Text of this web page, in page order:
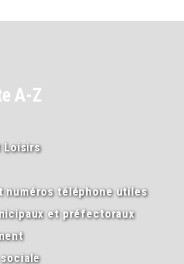
A-Z
Loisirs
numéros téléphone utiles
et préfectoraux